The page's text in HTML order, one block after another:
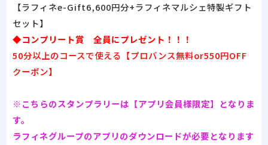
【ラフィネe-Gift6,600円分+ラフィネマルシェ特製ギフト
セット】
◆コンプリート賞 全員にプレゼント！！！
50分以上のコースで使える【プロバンス無料or550円OFF
クーポン】
※こちらのスタンプラリーは【アプリ会員様限定】となりま
す。
ラフィネグループのアプリのダウンロードが必要となります